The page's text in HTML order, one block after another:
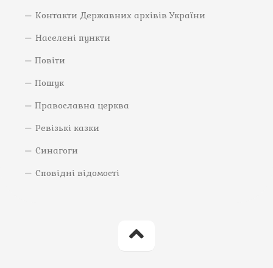
Контакти Державних архівів України
Населені пункти
Повіти
Пошук
Православна церква
Ревізькі казки
Синагоги
Сповідні відомості